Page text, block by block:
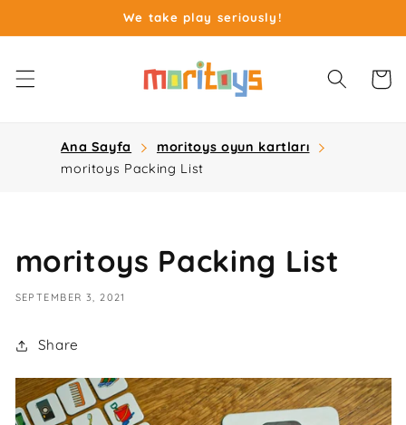
We take play seriously!
Cart
Ana Sayfa
moritoys oyun kartları
moritoys Packing List
moritoys Packing List
SEPTEMBER 3, 2021
Share